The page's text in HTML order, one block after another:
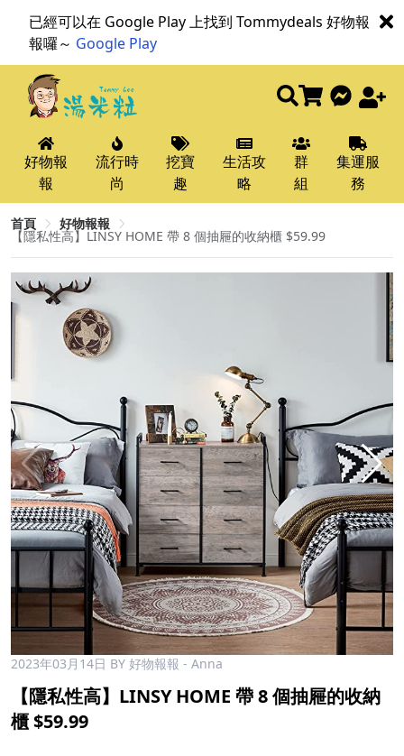
已經可以在 Google Play 上找到 Tommydeals 好物報
報囉～ Google Play
好物報
報
流行時
尚
挖寶
趣
生活攻
略
群
組
集運服
務
首頁 好物報報
【隱私性高】LINSY HOME 帶 8 個抽屜的收納櫃 $59.99
2023年03月14日 BY 好物報報 - Anna
【隱私性高】LINSY HOME 帶 8 個抽屜的收納
櫃 $59.99